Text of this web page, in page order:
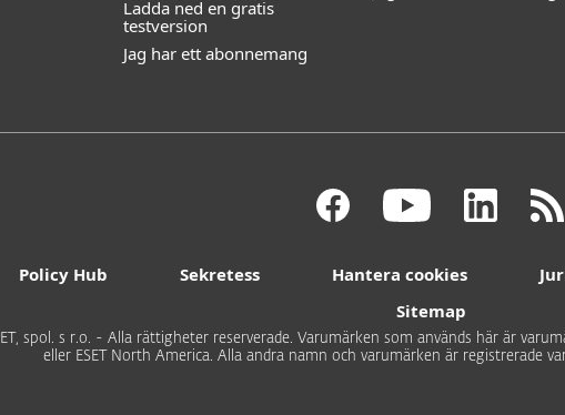
Ladda ned en gratis
testversion
Jag har ett abonnemang
Policy Hub Sekretess Hantera cookies
Sitemap
spol. s r.o. - Alla rättigheter reserverade. Varumärken som används här är
eller ESET North America. Alla andra namn och varumärken är registrerade